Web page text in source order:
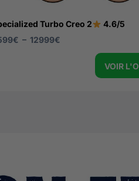
Turbo Creo 2
4.6/5
€ – 12999€
VOIR